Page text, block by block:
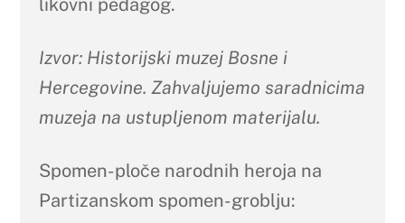
likovni pedagog.
Izvor: Historijski muzej Bosne i
Hercegovine. Zahvaljujemo saradnicima
muzeja na ustupljenom materijalu.
Spomen-ploče narodnih heroja na
Partizanskom spomen-groblju: